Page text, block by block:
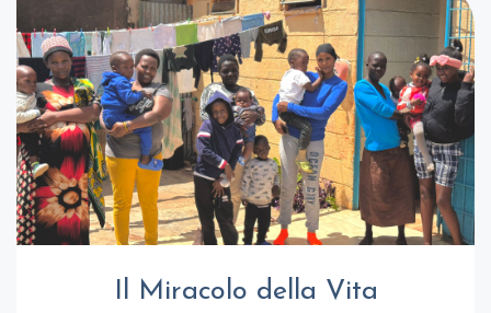
Il Miracolo della Vita